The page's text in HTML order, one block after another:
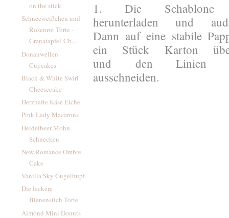
on the stick
Schneeweißchen und
Rosenrot Torte -
Granatapfel-Ch...
Donauwellen
Cupcakes
Black & White Swirl
Cheesecake
Herzhafte Käse Elche
Pink Lady Macarons
Heidelbeer-Mohn-
Schnecken
New Romance Ombre
Cake
Vanilla Sky Gugelhupf
Die leckere
Bienenstich Torte
Almond Mini Donuts
1. Die
herunterladen und
Dann auf eine stabile
ein Stück Karton
und den Linien
ausschneiden.